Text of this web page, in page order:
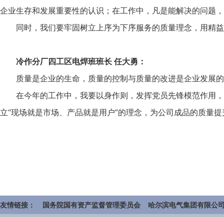
企业生存和发展重要性的认识；在工作中，凡是能解决的问题
同时，我们要牢固树立上序为下序服务的质量理念，用精
冷作分厂四工区电焊班班长 任大勇：
质量是企业的生命，质量的控制与质量的改进是企业发展
在今年的工作中，我要以身作则，发挥党员先锋模范作用
立“现场就是市场、产品就是用户”的理念，为公司成品的质量
友情链接： 国务院国有资产监督管理委员会 哈尔滨电气集团有限公